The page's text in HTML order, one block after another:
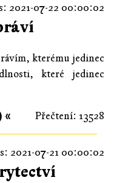
2021-07-22 00:00:02
kterému jedinec
které jedinec
Přečtení: 13528
«
2021-07-21 00:00:02